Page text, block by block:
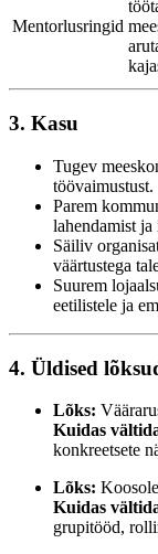
Mentorlusringid
3. Kasu
Tugev
töövaimustust.
Parem
lahendamist
Säiliv
väärtustega
Suurem
eetilistele ja
4. Üldised
Lõks:
Kuidas
konkreetsete
Lõks:
Kuidas
grupitööd,